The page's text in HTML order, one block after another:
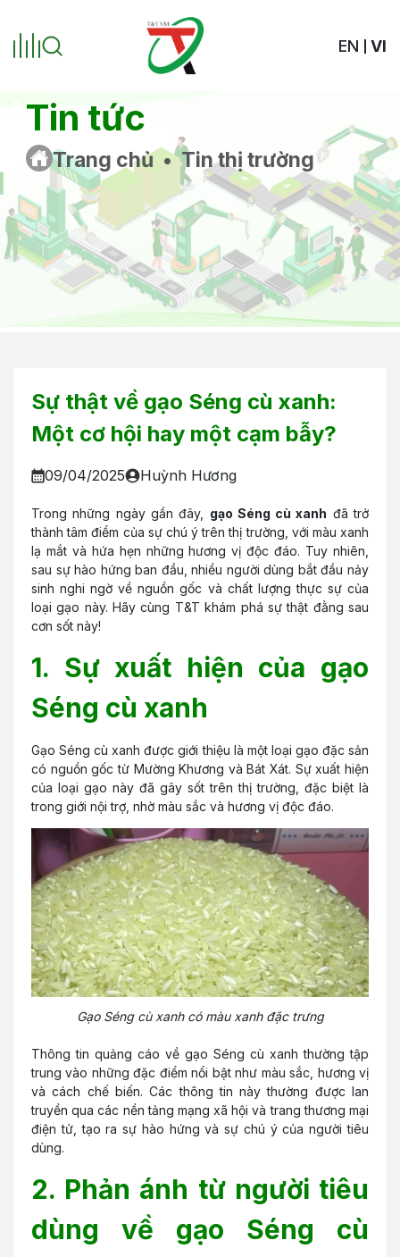
EN VI
Tin tức
Trang chủ •Tin thị trường
Sự thật về gạo Séng cù xanh:
Một cơ hội hay một cạm bẫy?
09/04/2025 Huỳnh Hương
Trong những ngày gần đây, gạo Séng cù xanh đã trở
thành tâm điểm của sự chú ý trên thị trường, với màu xanh
lạ mắt và hứa hẹn những hương vị độc đáo. Tuy nhiên,
sau sự hào hứng ban đầu, nhiều người dùng bắt đầu nảy
sinh nghi ngờ về nguồn gốc và chất lượng thực sự của
loại gạo này. Hãy cùng T&T khám phá sự thật đằng sau
cơn sốt này!
1. Sự xuất hiện của gạo
Séng cù xanh
Gạo Séng cù xanh được giới thiệu là một loại gạo đặc sản
có nguồn gốc từ Mường Khương và Bát Xát. Sự xuất hiện
của loại gạo này đã gây sốt trên thị trường, đặc biệt là
trong giới nội trợ, nhờ màu sắc và hương vị độc đáo.
Gạo Séng cù xanh có màu xanh đặc trưng
Thông tin quảng cáo về gạo Séng cù xanh thường tập
trung vào những đặc điểm nổi bật như màu sắc, hương vị
và cách chế biến. Các thông tin này thường được lan
truyền qua các nền tảng mạng xã hội và trang thương mại
điện tử, tạo ra sự hào hứng và sự chú ý của người tiêu
dùng.
2. Phản ánh từ người tiêu
dùng về gạo Séng cù